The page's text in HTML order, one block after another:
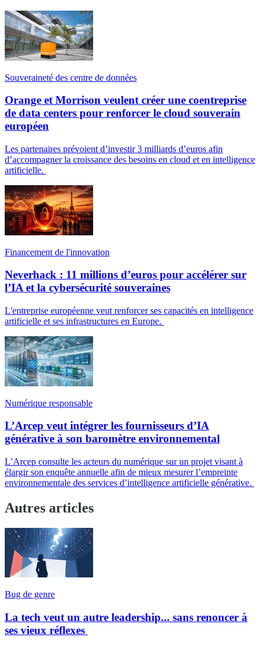
Souveraineté des centre de données
Orange et Morrison veulent créer une coentreprise
de data centers pour renforcer le cloud souverain
européen
Les partenaires prévoient d’investir 3 milliards d’euros afin
d’accompagner la croissance des besoins en cloud et en intelligence
artificielle.
Financement de l'innovation
Neverhack : 11 millions d’euros pour accélérer sur
l’IA et la cybersécurité souveraines
L'entreprise européenne veut renforcer ses capacités en intelligence
artificielle et ses infrastructures en Europe.
Numérique responsable
L’Arcep veut intégrer les fournisseurs d’IA
générative à son baromètre environnemental
L’Arcep consulte les acteurs du numérique sur un projet visant à
élargir son enquête annuelle afin de mieux mesurer l’empreinte
environnementale des services d’intelligence artificielle générative.
Autres articles
Bug de genre
La tech veut un autre leadership... sans renoncer à
ses vieux réflexes